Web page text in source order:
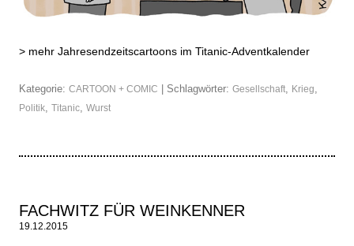
> mehr Jahresendzeitscartoons im Titanic-Adventkalender
Kategorie: CARTOON + COMIC | Schlagwörter: Gesellschaft Krieg
Politik Titanic Wurst
FACHWITZ FÜR WEINKENNER
19.12.2015